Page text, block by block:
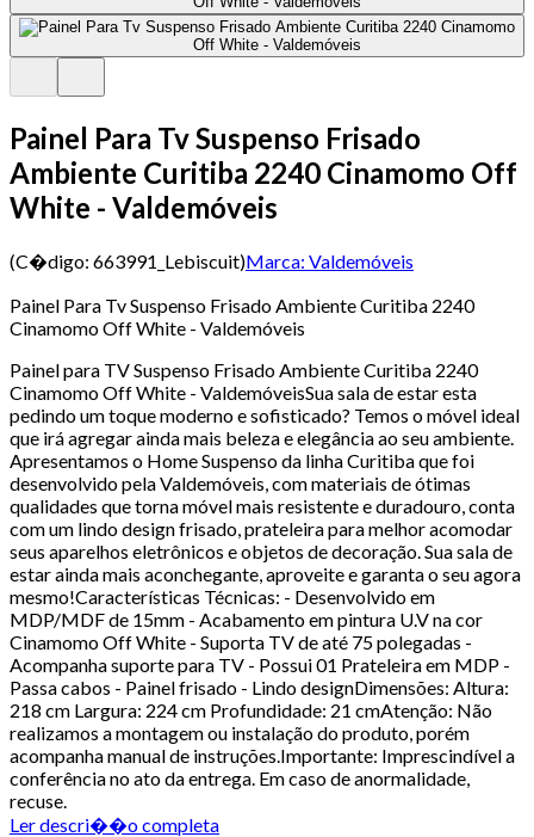
Painel Para Tv Suspenso Frisado
Ambiente Curitiba 2240 Cinamomo Off
White - Valdemóveis
(C�digo: 663991_Lebiscuit)Marca: Valdemóveis
Painel Para Tv Suspenso Frisado Ambiente Curitiba 2240
Cinamomo Off White - Valdemóveis
Painel para TV Suspenso Frisado Ambiente Curitiba 2240
Cinamomo Off White - ValdemóveisSua sala de estar esta
pedindo um toque moderno e sofisticado? Temos o móvel ideal
que irá agregar ainda mais beleza e elegância ao seu ambiente.
Apresentamos o Home Suspenso da linha Curitiba que foi
desenvolvido pela Valdemóveis, com materiais de ótimas
qualidades que torna móvel mais resistente e duradouro, conta
com um lindo design frisado, prateleira para melhor acomodar
seus aparelhos eletrônicos e objetos de decoração. Sua sala de
estar ainda mais aconchegante, aproveite e garanta o seu agora
mesmo!Características Técnicas: - Desenvolvido em
MDP/MDF de 15mm - Acabamento em pintura U.V na cor
Cinamomo Off White - Suporta TV de até 75 polegadas -
Acompanha suporte para TV - Possui 01 Prateleira em MDP -
Passa cabos - Painel frisado - Lindo designDimensões: Altura:
218 cm Largura: 224 cm Profundidade: 21 cmAtenção: Não
realizamos a montagem ou instalação do produto, porém
acompanha manual de instruções.Importante: Imprescindível a
conferência no ato da entrega. Em caso de anormalidade,
recuse.
Ler descri��o completa